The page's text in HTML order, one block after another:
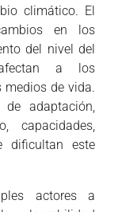
climático. El
en los
del nivel del
a los
de vida.
adaptación,
capacidades,
dificultan este
actores a